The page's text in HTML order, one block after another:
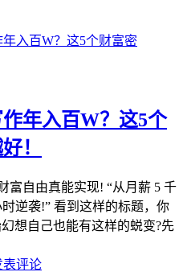
年入百W？这5个
！
富自由真能实现! “从月薪 5 千
逆袭!” 看到这样的标题，你
想自己也能有这样的蜕变?先
表评论